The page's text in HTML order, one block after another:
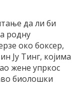
да ли би
родну
око боксер,
Ју Тинг, којима
жене упркос
биолошки